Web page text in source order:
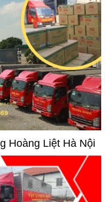
Hoàng Liệt Hà Nội